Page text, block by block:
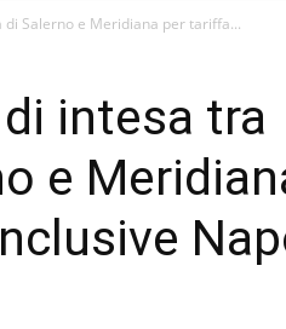
Salerno e Meridiana per tariffa...
intesa tra
e